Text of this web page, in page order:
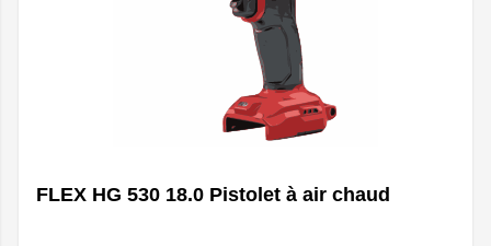
FLEX HG 530 18.0 Pistolet à air chaud